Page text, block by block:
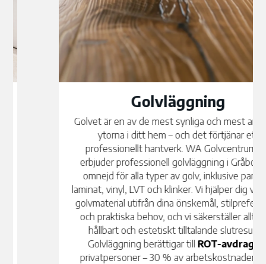
Golvläggning
Golvet är en av de mest synliga och mest använda
ytorna i ditt hem – och det förtjänar ett
professionellt hantverk. WA Golvcentrum AB
erbjuder professionell golvläggning i Gråbo med
omnejd för alla typer av golv, inklusive parkett,
laminat, vinyl, LVT och klinker. Vi hjälper dig välja rätt
golvmaterial utifrån dina önskemål, stilpreferenser
och praktiska behov, och vi säkerställer alltid ett
hållbart och estetiskt tilltalande slutresultat.
Golvläggning berättigar tillROT-avdragför
privatpersoner – 30 % av arbetskostnaden dras